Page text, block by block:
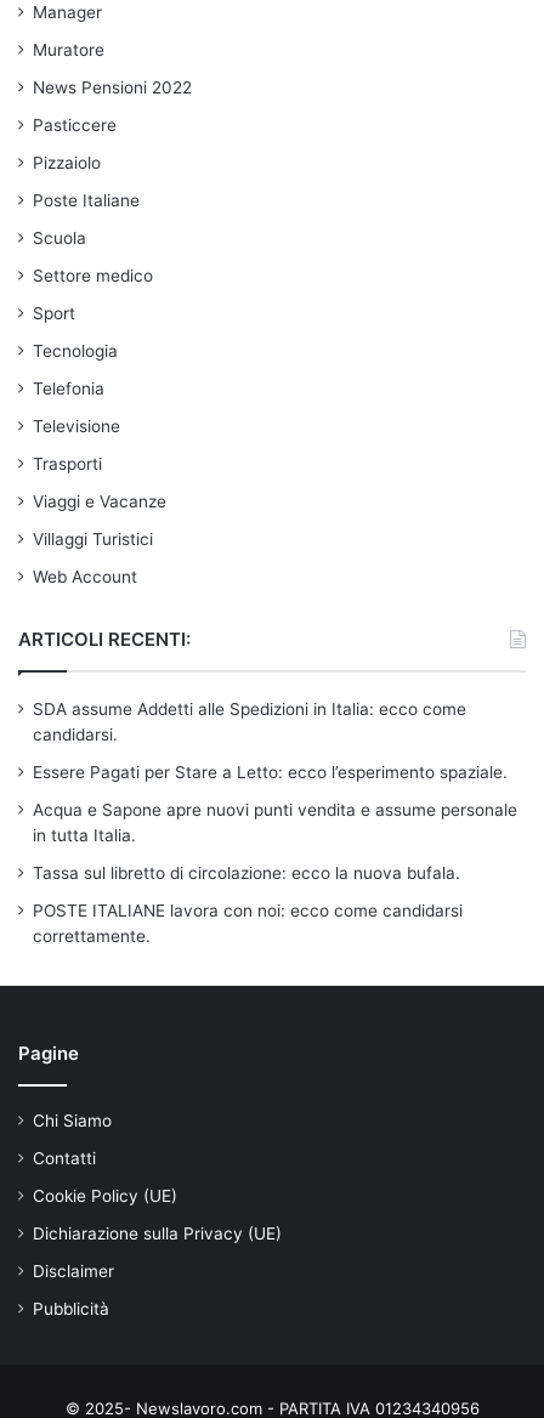
Manager
Muratore
News Pensioni 2022
Pasticcere
Pizzaiolo
Poste Italiane
Scuola
Settore medico
Sport
Tecnologia
Telefonia
Televisione
Trasporti
Viaggi e Vacanze
Villaggi Turistici
Web Account
ARTICOLI RECENTI:
SDA assume Addetti alle Spedizioni in Italia: ecco come
candidarsi.
Essere Pagati per Stare a Letto: ecco l’esperimento spaziale.
Acqua e Sapone apre nuovi punti vendita e assume personale
in tutta Italia.
Tassa sul libretto di circolazione: ecco la nuova bufala.
POSTE ITALIANE lavora con noi: ecco come candidarsi
correttamente.
Pagine
Chi Siamo
Contatti
Cookie Policy (UE)
Dichiarazione sulla Privacy (UE)
Disclaimer
Pubblicità
© 2025- Newslavoro.com - PARTITA IVA 01234340956